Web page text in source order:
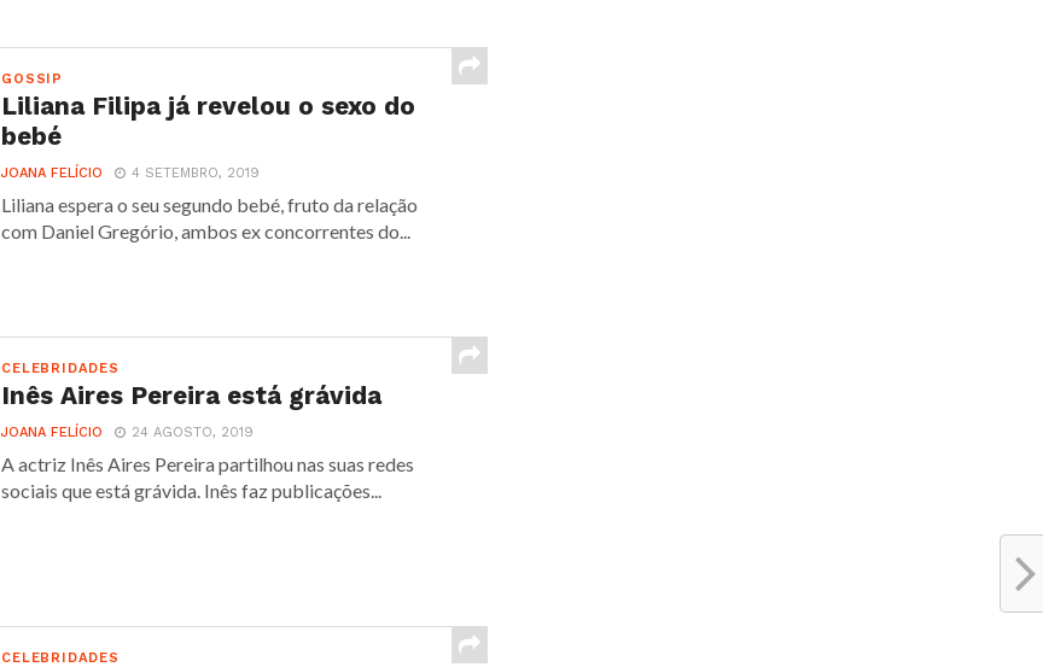
GOSSIP
Liliana Filipa já revelou o sexo do
bebé
JOANA FELÍCIO 4 SETEMBRO, 2019
Liliana espera o seu segundo bebé, fruto da relação
com Daniel Gregório, ambos ex concorrentes do...
CELEBRIDADES
Inês Aires Pereira está grávida
JOANA FELÍCIO 24 AGOSTO, 2019
A actriz Inês Aires Pereira partilhou nas suas redes
sociais que está grávida. Inês faz publicações...
CELEBRIDADES